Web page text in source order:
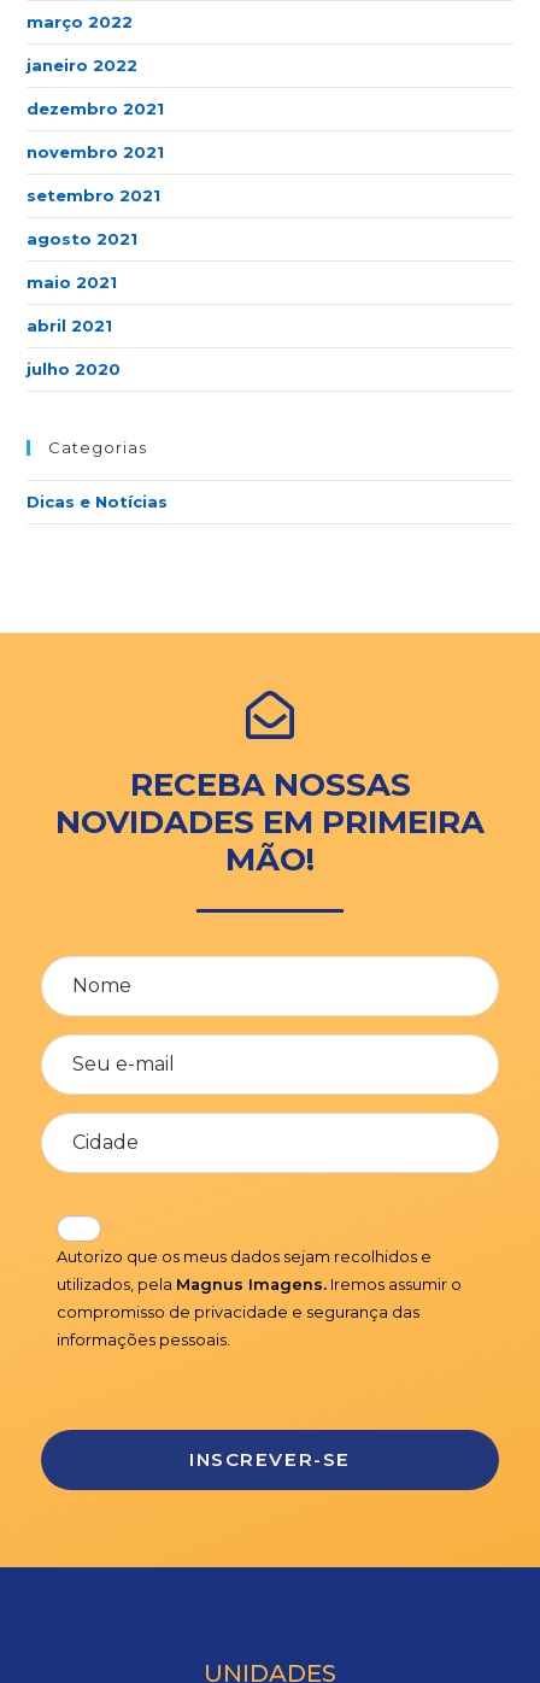
março 2022
janeiro 2022
dezembro 2021
novembro 2021
setembro 2021
agosto 2021
maio 2021
abril 2021
julho 2020
Categorias
Dicas e Notícias
RECEBA NOSSAS
NOVIDADES EM PRIMEIRA
MÃO!
Autorizo que os meus dados sejam recolhidos e
utilizados, pela Magnus Imagens.Iremos assumir o
compromisso de privacidade e segurança das
informações pessoais.
UNIDADES